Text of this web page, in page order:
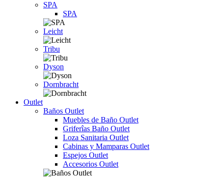
SPA
SPA
Leicht
Tribu
Dyson
Dornbracht
Outlet
Baños Outlet
Muebles de Baño Outlet
Griferîas Baño Outlet
Loza Sanitaria Outlet
Cabinas y Mamparas Outlet
Espejos Outlet
Accesorios Outlet